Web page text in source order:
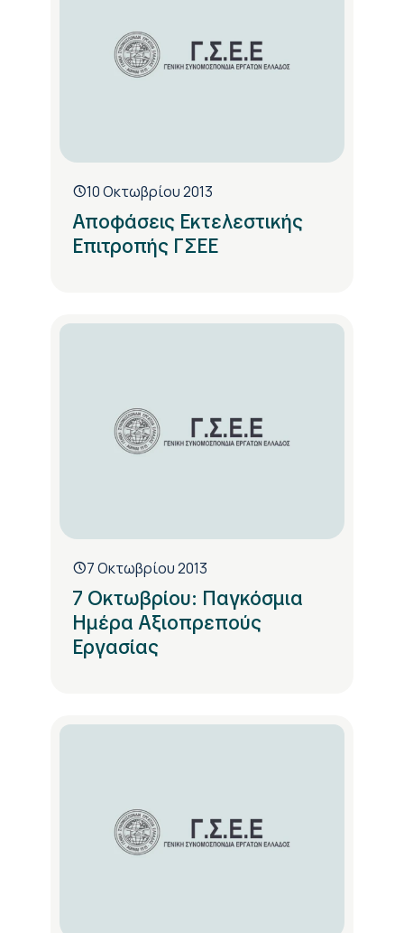
10 Οκτωβρίου 2013
Αποφάσεις Εκτελεστικής
Επιτροπής ΓΣΕΕ
7 Οκτωβρίου 2013
7 Οκτωβρίου: Παγκόσμια
Ημέρα Αξιοπρεπούς
Εργασίας